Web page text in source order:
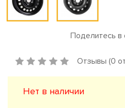
Поделитесь в
Отзывы (0
Нет в наличии